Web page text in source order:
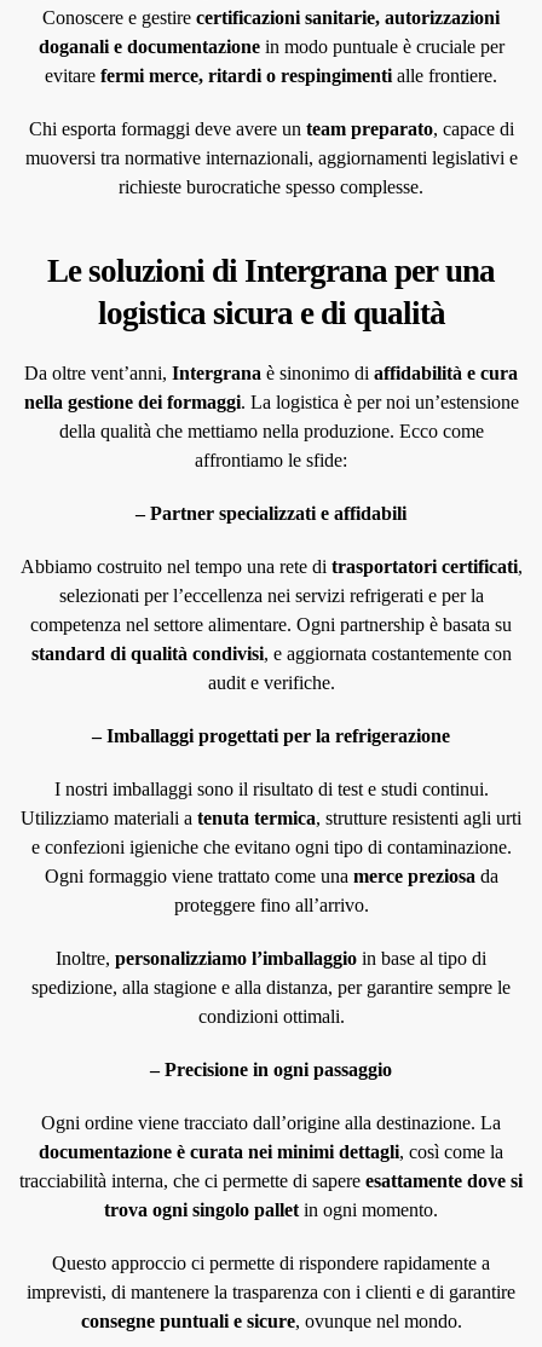
Conoscere e gestire certificazioni sanitarie, autorizzazioni
doganali e documentazionein modo puntuale è cruciale per
evitare fermi merce, ritardi o respingimenti alle frontiere.
Chi esporta formaggi deve avere un team preparato, capace di
muoversi tra normative internazionali, aggiornamenti legislativi e
richieste burocratiche spesso complesse.
Le soluzioni di Intergrana per una
logistica sicura e di qualità
Da oltre vent’anni, Intergrana è sinonimo di affidabilità e cura
nella gestione dei formaggi. La logistica è per noi un’estensione
della qualità che mettiamo nella produzione. Ecco come
affrontiamo le sfide:
– Partner specializzati e affidabili
Abbiamo costruito nel tempo una rete di trasportatori certificati,
selezionati per l’eccellenza nei servizi refrigerati e per la
competenza nel settore alimentare. Ogni partnership è basata su
standard di qualità condivisi, e aggiornata costantemente con
audit e verifiche.
– Imballaggi progettati per la refrigerazione
I nostri imballaggi sono il risultato di test e studi continui.
Utilizziamo materiali a tenuta termica, strutture resistenti agli urti
e confezioni igieniche che evitano ogni tipo di contaminazione.
Ogni formaggio viene trattato come una merce preziosa da
proteggere fino all’arrivo.
Inoltre, personalizziamo l’imballaggio in base al tipo di
spedizione, alla stagione e alla distanza, per garantire sempre le
condizioni ottimali.
– Precisione in ogni passaggio
Ogni ordine viene tracciato dall’origine alla destinazione. La
documentazione è curata nei minimi dettagli, così come la
tracciabilità interna, che ci permette di sapere esattamente dove si
trova ogni singolo pallet in ogni momento.
Questo approccio ci permette di rispondere rapidamente a
imprevisti, di mantenere la trasparenza con i clienti e di garantire
consegne puntuali e sicure, ovunque nel mondo.